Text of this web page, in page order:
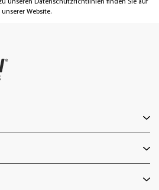
unseren Datenschutzrichtlinien finden Sie auf
unserer Website.